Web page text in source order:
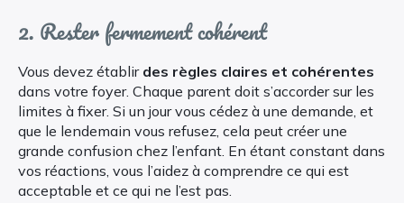
2. Rester fermement cohérent
Vous devez établir des règles claires et cohérentes
dans votre foyer. Chaque parent doit s’accorder sur les
limites à fixer. Si un jour vous cédez à une demande, et
que le lendemain vous refusez, cela peut créer une
grande confusion chez l’enfant. En étant constant dans
vos réactions, vous l’aidez à comprendre ce qui est
acceptable et ce qui ne l’est pas.